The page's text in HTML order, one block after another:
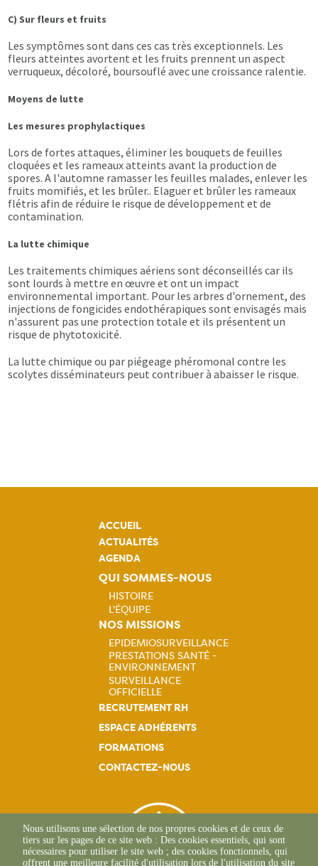
C) Sur fleurs et fruits
Les symptômes sont dans ces cas très exceptionnels. Les
fleurs atteintes avortent et les fruits prennent un aspect
verruqueux, décoloré, boursouflé avec une croissance ralentie.
Moyens de lutte
Les mesures prophylactiques
Lors de fortes attaques, éliminer les bouquets de feuilles
cloquées et les rameaux atteints avant la production de
spores. A l'automne ramasser les feuilles malades, enlever les
fruits momifiés, et les brûler.. Elaguer et brûler les rameaux
flétris afin de réduire le risque de développement et de
contamination.
La lutte chimique
Les traitements chimiques aériens sont déconseillés car ils
sont lourds à mettre en œuvre et ont un impact
environnemental important. Pour les arbres d'ornement, des
injections de fongicides endothérapiques sont envisagés mais
n'assurent pas une protection totale et ils présentent un
risque de phytotoxicité.
La lutte chimique ou par piégeage phéromonal contre les
scolytes disséminateurs peut contribuer à abaisser le risque.
Nous utilisons une sélection de nos propres cookies et de ceux de
tiers sur les pages de ce site web : Des cookies essentiels, qui sont
nécessaires pour utiliser le site web ; des cookies fonctionnels, qui
offrent une meilleure facilité d'utilisation lors de l'utilisation du site
ACCUEIL
ACTUALITÉS
AGENDA
QUI SOMMES-NOUS
Navigation
principale
HISTOIRE
L'ÉQUIPE
NOS MISSIONS
Navigation
principale
EPIDEMIOSURVEILLANCE
PRESTATIONS SANTÉ -
ENVIRONNEMENT
SURVEILLANCE
OFFICIELLE
RECRUTEMENT RH
ESPACE ADHÉRENTS
FORMATIONS
CONTACTEZ-NOUS